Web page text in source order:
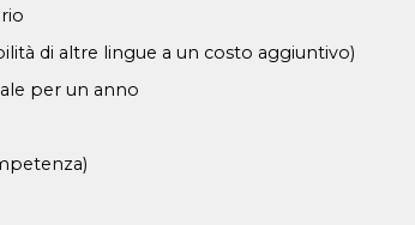
di altre lingue a un costo aggiuntivo)
per un anno